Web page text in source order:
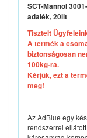
SCT-Mannol
adalék, 20lit
Tisztelt
A termék a
biztonságosan
100kg-ra.
Kérjük, ezt a
meg!
Az AdBlue egy
rendszerrel